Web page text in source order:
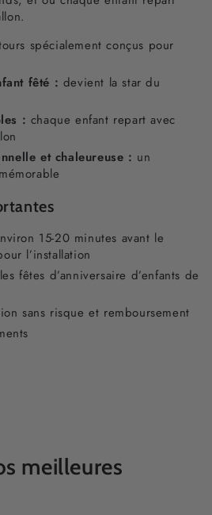
spécialement conçus pour
fêté : devient la star du
: chaque enfant repart avec
et chaleureuse : un
15-20 minutes avant le
l’installation
fêtes d’anniversaire d’enfants de
sans risque et remboursement
meilleures